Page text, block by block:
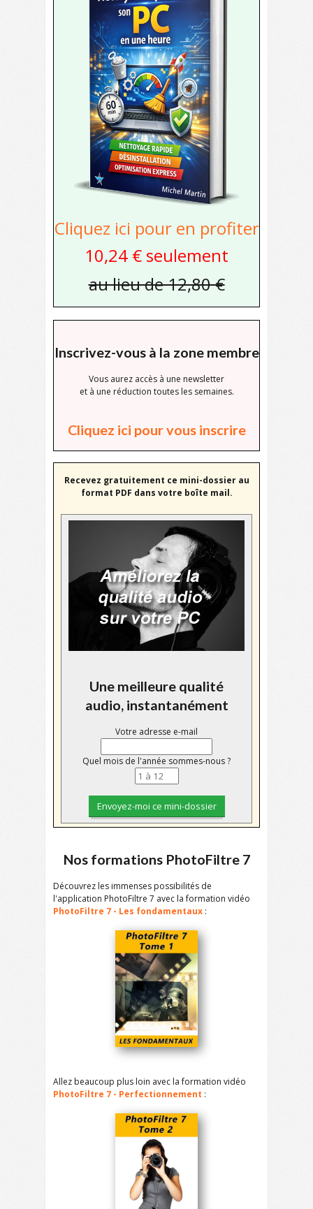
Cliquez ici pour en profiter
10,24 € seulement
au lieu de 12,80 €
Inscrivez-vous à la zone membre
Vous aurez accès à une newsletter
et à une réduction toutes les semaines.
Cliquez ici pour vous inscrire
Recevez gratuitement ce mini-dossier au
format PDF dans votre boîte mail.
Une meilleure qualité
audio, instantanément
Votre adresse e-mail
Quel mois de l'année sommes-nous ?
Nos formations PhotoFiltre 7
Découvrez les immenses possibilités de
l'application PhotoFiltre 7 avec la formation vidéo
PhotoFiltre 7 - Les fondamentaux :
Allez beaucoup plus loin avec la formation vidéo
PhotoFiltre 7 - Perfectionnement :